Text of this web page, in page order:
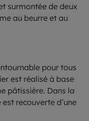
surmontée de deux
au beurre et au
pour tous
est réalisé à base
pâtissière. Dans la
recouverte d’une